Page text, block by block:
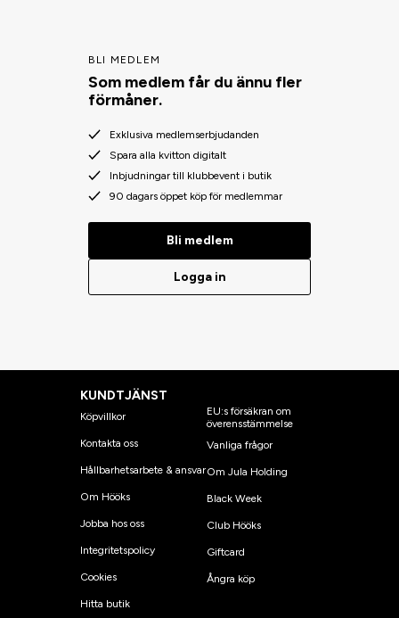
BLI MEDLEM
Som medlem får du ännu fler
förmåner.
Exklusiva medlemserbjudanden
Spara alla kvitton digitalt
Inbjudningar till klubbevent i butik
90 dagars öppet köp för medlemmar
Bli medlem
Logga in
KUNDTJÄNST
Köpvillkor
Kontakta oss
Hållbarhetsarbete & ansvar
Om Hööks
Jobba hos oss
Integritetspolicy
Cookies
Hitta butik
EU:s försäkran om
överensstämmelse
Vanliga frågor
Om Jula Holding
Black Week
Club Hööks
Giftcard
Ångra köp